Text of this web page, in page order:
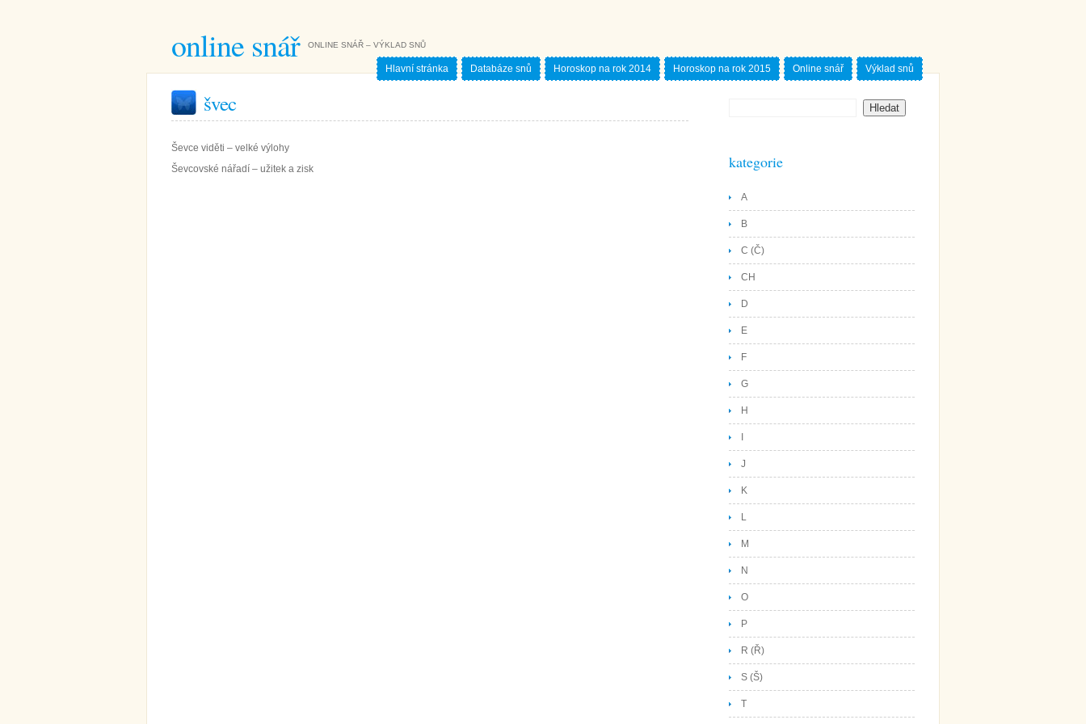
online snář ONLINE SNÁŘ – VÝKLAD SNŮ
Hlavní stránka Databáze snů Horoskop na rok 2014 Horoskop na rok 2015 Online snář Výklad snů
švec
Ševce viděti – velké výlohy
Ševcovské nářadí – užitek a zisk
kategorie
A
B
C (Č)
CH
D
E
F
G
H
J
K
L
M
N
O
P
R (Ř)
S (Š)
T